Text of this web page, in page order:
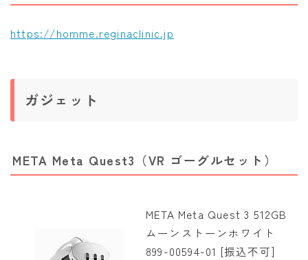
https://homme.reginaclinic.jp
ガジェット
META Meta Quest3（VR ゴーグルセット）
META Meta Quest 3 512GB
ムーンストーンホワイト
899-00594-01 [振込不可]